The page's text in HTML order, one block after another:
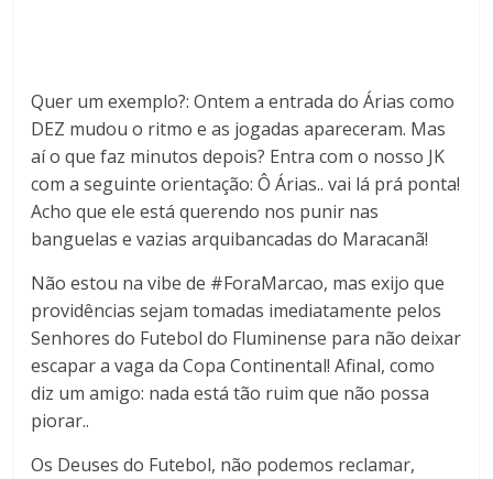
Quer um exemplo?: Ontem a entrada do Árias como
DEZ mudou o ritmo e as jogadas apareceram. Mas
aí o que faz minutos depois? Entra com o nosso JK
com a seguinte orientação: Ô Árias.. vai lá prá ponta!
Acho que ele está querendo nos punir nas
banguelas e vazias arquibancadas do Maracanã!
Não estou na vibe de #ForaMarcao, mas exijo que
providências sejam tomadas imediatamente pelos
Senhores do Futebol do Fluminense para não deixar
escapar a vaga da Copa Continental! Afinal, como
diz um amigo: nada está tão ruim que não possa
piorar..
Os Deuses do Futebol, não podemos reclamar,